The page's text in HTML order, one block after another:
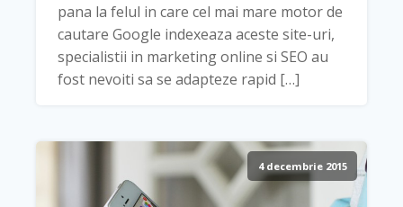
pana la felul in care cel mai mare motor de
cautare Google indexeaza aceste site-uri,
specialistii in marketing online si SEO au
fost nevoiti sa se adapteze rapid […]
4 decembrie 2015